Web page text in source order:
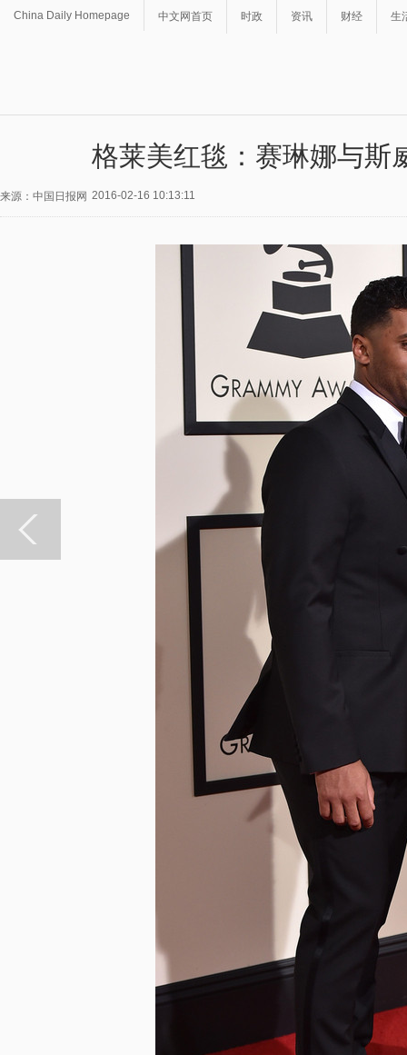
China Daily Homepage 中文网首页 时政 资讯 财经 生
格莱美红毯：赛琳娜与斯
来源：中国日报网 2016-02-16 10:13:11